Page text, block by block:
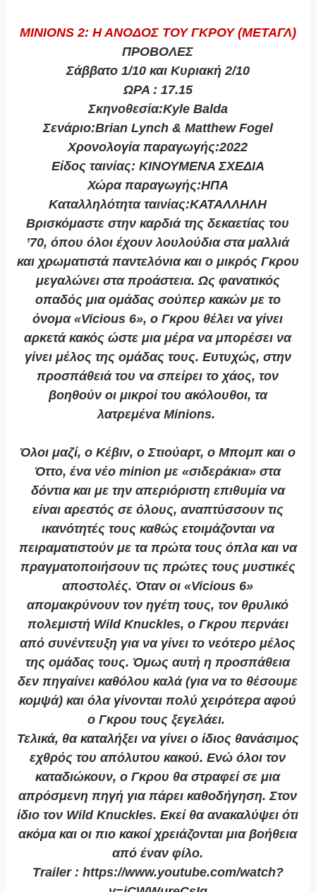
MINIONS 2: Η ΑΝΟΔΟΣ ΤΟΥ ΓΚΡΟΥ (ΜΕΤΑΓΛ)
ΠΡΟΒΟΛΕΣ
Σάββατο 1/10 και Κυριακή 2/10
ΩΡΑ : 17.15
Σκηνοθεσία:Kyle Balda
Σενάριο:Brian Lynch & Matthew Fogel
Χρονολογία παραγωγής:2022
Είδος ταινίας: ΚΙΝΟΥΜΕΝΑ ΣΧΕΔΙΑ
Χώρα παραγωγής:ΗΠΑ
Καταλληλότητα ταινίας:ΚΑΤΑΛΛΗΛΗ
Βρισκόμαστε στην καρδιά της δεκαετίας του
’70, όπου όλοι έχουν λουλούδια στα μαλλιά
και χρωματιστά παντελόνια και ο μικρός Γκρου
μεγαλώνει στα προάστεια. Ως φανατικός
οπαδός μια ομάδας σούπερ κακών με το
όνομα «Vicious 6», ο Γκρου θέλει να γίνει
αρκετά κακός ώστε μια μέρα να μπορέσει να
γίνει μέλος της ομάδας τους. Ευτυχώς, στην
προσπάθειά του να σπείρει το χάος, τον
βοηθούν οι μικροί του ακόλουθοι, τα
λατρεμένα Minions.
Όλοι μαζί, ο Κέβιν, ο Στιούαρτ, ο Μπομπ και ο
Όττο, ένα νέο minion με «σιδεράκια» στα
δόντια και με την απεριόριστη επιθυμία να
είναι αρεστός σε όλους, αναπτύσσουν τις
ικανότητές τους καθώς ετοιμάζονται να
πειραματιστούν με τα πρώτα τους όπλα και να
πραγματοποιήσουν τις πρώτες τους μυστικές
αποστολές. Όταν οι «Vicious 6»
απομακρύνουν τον ηγέτη τους, τον θρυλικό
πολεμιστή Wild Knuckles, ο Γκρου περνάει
από συνέντευξη για να γίνει το νεότερο μέλος
της ομάδας τους. Όμως αυτή η προσπάθεια
δεν πηγαίνει καθόλου καλά (για να το θέσουμε
κομψά) και όλα γίνονται πολύ χειρότερα αφού
ο Γκρου τους ξεγελάει.
Τελικά, θα καταλήξει να γίνει ο ίδιος θανάσιμος
εχθρός του απόλυτου κακού. Ενώ όλοι τον
καταδιώκουν, ο Γκρου θα στραφεί σε μια
απρόσμενη πηγή για πάρει καθοδήγηση. Στον
ίδιο τον Wild Knuckles. Εκεί θα ανακαλύψει ότι
ακόμα και οι πιο κακοί χρειάζονται μια βοήθεια
από έναν φίλο.
Trailer : https://www.youtube.com/watch?